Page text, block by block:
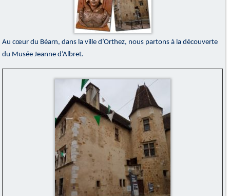
Au cœur du Béarn, dans la ville d’Orthez, nous partons à la découverte
du Musée Jeanne d’Albret.